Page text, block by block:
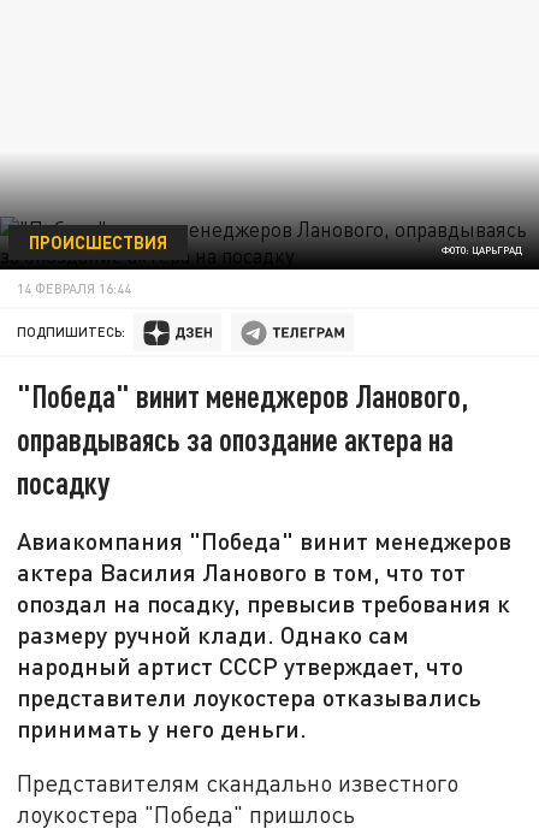
ФОТО: ЦАРЬГРАД
ПРОИСШЕСТВИЯ
14 ФЕВРАЛЯ 16:44
ПОДПИШИТЕСЬ:
"Победа" винит менеджеров Ланового,
оправдываясь за опоздание актера на
посадку
Авиакомпания "Победа" винит менеджеров
актера Василия Ланового в том, что тот
опоздал на посадку, превысив требования к
размеру ручной клади. Однако сам
народный артист СССР утверждает, что
представители лоукостера отказывались
принимать у него деньги.
Представителям скандально известного
лоукостера "Победа" пришлось